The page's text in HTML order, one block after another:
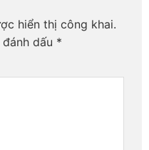
hiển thị công khai.
dấu *